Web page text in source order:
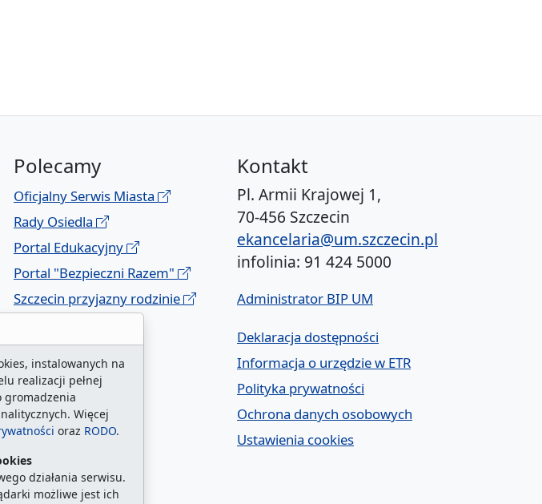
instalowanych na
realizacji pełnej
gromadzenia
Więcej
oraz RODO.
działania serwisu.
możliwe jest ich
Polecamy
Oficjalny Serwis Miasta
Rady Osiedla
Portal Edukacyjny
Portal "Bezpieczni Razem"
Szczecin przyjazny rodzinie
Kontakt
Pl. Armii Krajowej 1,
70-456 Szczecin
ekancelaria@um.szczecin.pl
infolinia: 91 424 5000
Administrator BIP UM
Deklaracja dostępności
Informacja o urzędzie w ETR
Polityka prywatności
Ochrona danych osobowych
Ustawienia cookies